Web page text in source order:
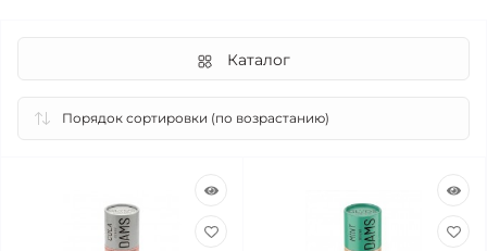
Каталог